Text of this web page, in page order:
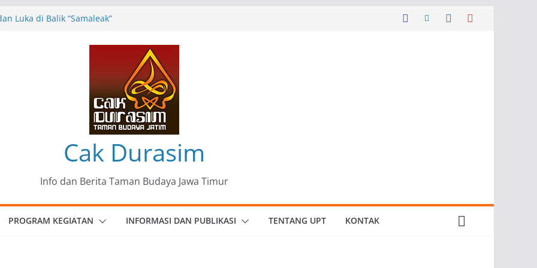
Luka di Balik “Samaleak”
Ungkapan Kritis Tentang Derita
Patria Seni Rupa Kota Blitar :
Menjadi Mantra Perlawanan
Cak Durasim
Info dan Berita Taman Budaya Jawa Timur
PROGRAM KEGIATAN INFORMASI DAN PUBLIKASI TENTANG UPT KONTAK